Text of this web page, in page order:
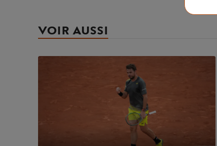
VOIR AUSSI